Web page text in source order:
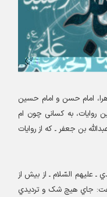
امام حسن و امام حسین
روایات، به کسانی چون ام
بن جعفر ـ که از روايات
عليهم السّلام ـ از بيش از
جاي هيچ شک و ترديدي